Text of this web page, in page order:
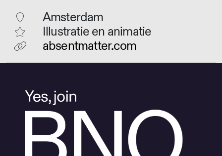
Amsterdam
Illustratie en animatie
absentmatter.com